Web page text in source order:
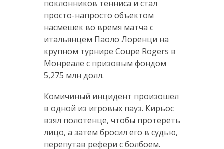
поклонников тенниса и стал
просто-напросто объектом
насмешек во время матча с
итальянцем Паоло Лоренци на
крупном турнире Coupe Rogers в
Монреале с призовым фондом
5,275 млн долл.
Комичиный инцидент произошел
в одной из игровых пауз. Кирьос
взял полотенце, чтобы протереть
лицо, а затем бросил его в судью,
перепутав рефери с болбоем.